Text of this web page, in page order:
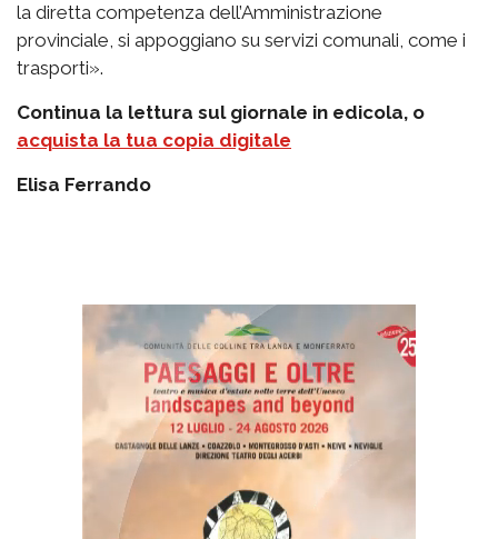
la diretta competenza dell’Amministrazione
provinciale, si appoggiano su servizi comunali, come i
trasporti».
Continua la lettura sul giornale in edicola, o
acquista la tua copia digitale
Elisa Ferrando